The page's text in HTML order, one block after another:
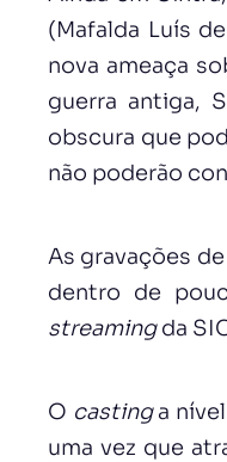
(Mafalda Luís
nova ameaça
guerra antiga,
obscura que
não poderão
As gravações de
dentro de
streamingda
O castinga
uma vez que